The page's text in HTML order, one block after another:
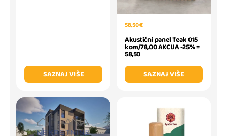
SAZNAJ VIŠE
58,50 €
Akustični panel Teak 015
kom/78,00 AKCIJA -25% =
58,50
SAZNAJ VIŠE